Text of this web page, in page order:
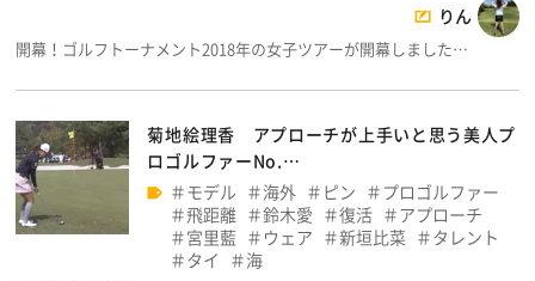
りん
開幕！ゴルフトーナメント2018年の女子ツアーが開幕しました…
菊地絵理香 アプローチが上手いと思う美人プ
ロゴルファーNo.…
モデル
海外 ピン
プロゴルファー
飛距離
鈴木愛 復活
アプローチ
宮里藍
ウェア 新垣比菜
タレント
タイ
海